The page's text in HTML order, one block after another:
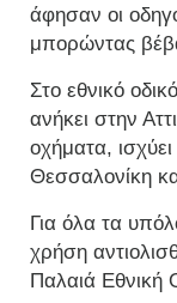
άφησαν οι
μπορώντας
Στο εθνικό
ανήκει στην
οχήματα,
Θεσσαλονίκη
Για όλα τα
χρήση
Παλαιά